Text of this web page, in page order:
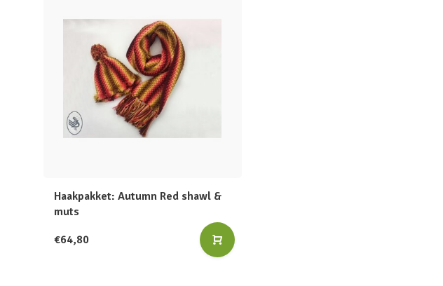
Haakpakket: Autumn Red shawl &
muts
€64,80